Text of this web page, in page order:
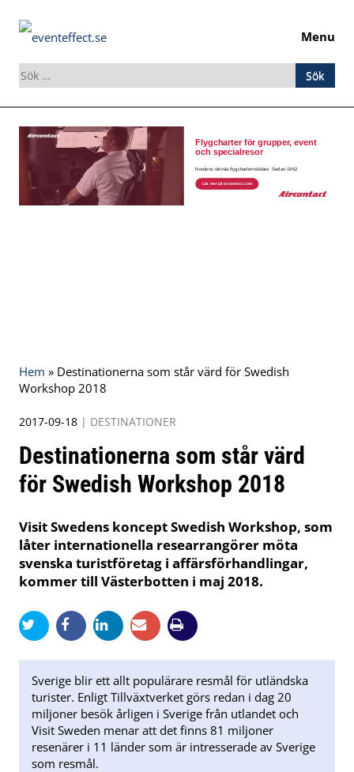
Menu
Sök
efter:
Skip
content
Hem » Destinationerna som står värd för Swedish
Workshop 2018
2017-09-18 | DESTINATIONER
Destinationerna som står värd
för Swedish Workshop 2018
Visit Swedens koncept Swedish Workshop, som
låter internationella researrangörer möta
svenska turistföretag i affärsförhandlingar,
kommer till Västerbotten i maj 2018.
Sverige blir ett allt populärare resmål för utländska
turister. Enligt Tillväxtverket görs redan i dag 20
miljoner besök årligen i Sverige från utlandet och
Visit Sweden menar att det finns 81 miljoner
resenärer i 11 länder som är intresserade av Sverige
som resmål.